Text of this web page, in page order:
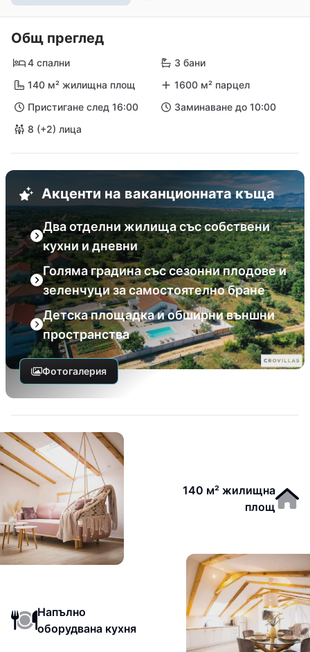
Общ преглед
4 спални
3 бани
140 м² жилищна площ
1600 м² парцел
Пристигане след 16:00
Заминаване до 10:00
8 (+2) лица
Акценти на ваканционната къща
Два отделни жилища със собствени
кухни и дневни
Голяма градина със сезонни плодове и
зеленчуци за самостоятелно бране
Детска площадка и обширни външни
пространства
Фотогалерия
140 м² жилищна
площ
Напълно
оборудвана кухня